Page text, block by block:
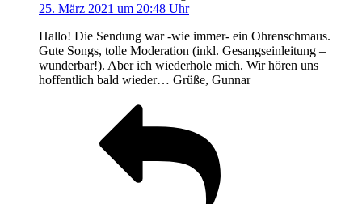
25. März 2021 um 20:48 Uhr
Hallo! Die Sendung war -wie immer- ein Ohrenschmaus.
Gute Songs, tolle Moderation (inkl. Gesangseinleitung –
wunderbar!). Aber ich wiederhole mich. Wir hören uns
hoffentlich bald wieder… Grüße, Gunnar